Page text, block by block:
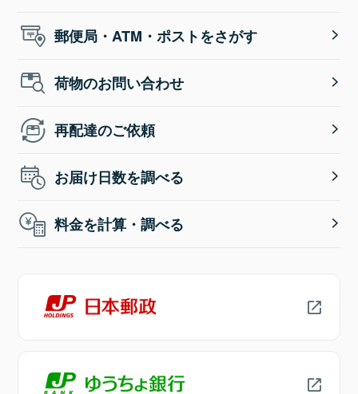
郵便局・ATM・ポストをさがす
荷物のお問い合わせ
再配達のご依頼
お届け日数を調べる
料金を計算・調べる